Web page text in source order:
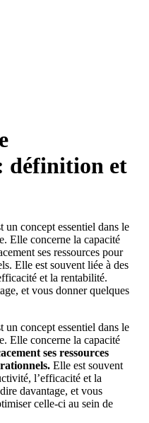
définition et
concept essentiel dans le
Elle concerne la capacité
ses ressources pour
Elle est souvent liée à des
et la rentabilité.
et vous donner quelques
concept essentiel dans le
Elle concerne la capacité
ses ressources
Elle est souvent
l’efficacité et la
davantage, et vous
celle-ci au sein de